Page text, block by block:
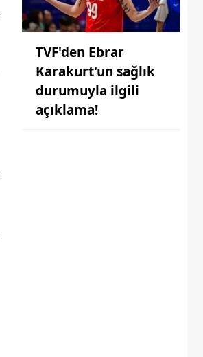
TVF'den Ebrar
Karakurt'un sağlık
durumuyla ilgili
açıklama!